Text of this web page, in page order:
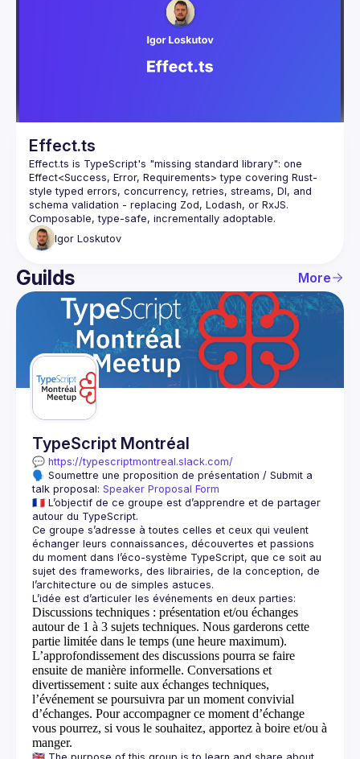
Effect.ts
Effect.ts is TypeScript's "missing standard library": one
Effect<Success, Error, Requirements> type covering Rust-
style typed errors, concurrency, retries, streams, DI, and
schema validation - replacing Zod, Lodash, or RxJS.
Igor Loskutov
Guilds More
TypeScript Montréal
💬 https://typescriptmontreal.slack.com/
🗣️ Soumettre une proposition de présentation / Submit a
talk proposal: Speaker Proposal Form
🇫🇷 L’objectif de ce groupe est d’apprendre et de partager
Ce groupe s’adresse à toutes celles et ceux qui veulent
échanger leurs connaissances, découvertes et passions
du moment dans l’éco-système TypeScript, que ce soit au
sujet des frameworks, des librairies, de la conception, de
Discussions techniques : présentation et/ou échanges
autour de 1 à 3 sujets techniques. Nous garderons cette
partie limitée dans le temps (une heure maximum).
L’approfondissement des discussions pourra se faire
ensuite de manière informelle. Conversations et
divertissement : suite aux échanges techniques,
l’événement se poursuivra par un moment convivial
d’échanges. Pour accompagner ce moment d’échange
vous pourrez, si vous le souhaitez, apportez à boire et/ou à
manger.